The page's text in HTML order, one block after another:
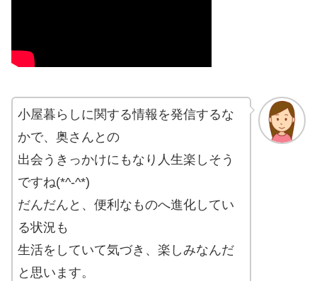
小屋暮らしに関する情報を発信するな
かで、奥さんとの
出会うきっかけにもなり人生楽しそう
ですね(*^-^*)
だんだんと、便利なものへ進化してい
る状況も
生活をしていて気づき、楽しみなんだ
と思います。